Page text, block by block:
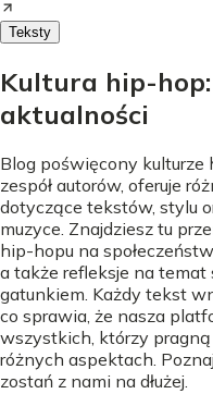
Teksty
Kultura hip-
aktualności
Blog poświęcony
zespół autorów, oferuje
dotyczące tekstów, stylu
muzyce. Znajdziesz tu
hip-hopu na
a także refleksje na
gatunkiem. Każdy tekst
co sprawia, że nasza
wszystkich, którzy
różnych aspektach.
zostań z nami na dłużej.